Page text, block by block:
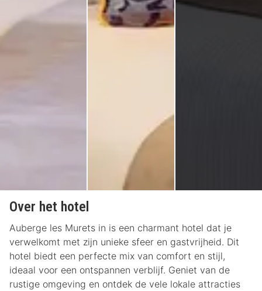
Over het hotel
Auberge les Murets in is een charmant hotel dat je
verwelkomt met zijn unieke sfeer en gastvrijheid. Dit
hotel biedt een perfecte mix van comfort en stijl,
ideaal voor een ontspannen verblijf. Geniet van de
rustige omgeving en ontdek de vele lokale attracties